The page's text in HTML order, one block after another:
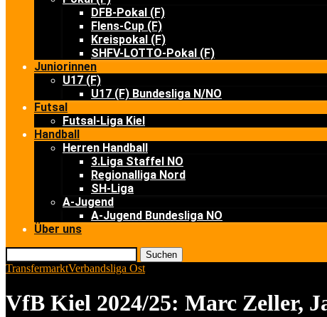
DFB-Pokal (F)
Flens-Cup (F)
Kreispokal (F)
SHFV-LOTTO-Pokal (F)
Juniorinnen
U17 (F)
U17 (F) Bundesliga N/NO
Futsal
Futsal-Liga Kiel
Handball
Herren Handball
3.Liga Staffel NO
Regionalliga Nord
SH-Liga
A-Jugend
A-Jugend Bundesliga NO
Über uns
Suchen
TransfermarktVerbandsliga Ost
VfB Kiel 2024/25: Marc Zeller,